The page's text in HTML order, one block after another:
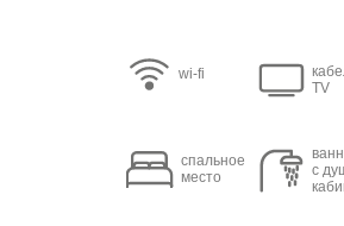
с
wi-fi
TV
спальное
место